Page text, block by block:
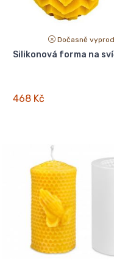
Dočasně
Silikonová forma na
468 Kč